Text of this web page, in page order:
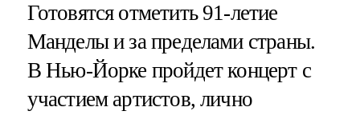
Готовятся отметить 91-летие
Манделы и за пределами страны.
В Нью-Йорке пройдет концерт с
участием артистов, лично